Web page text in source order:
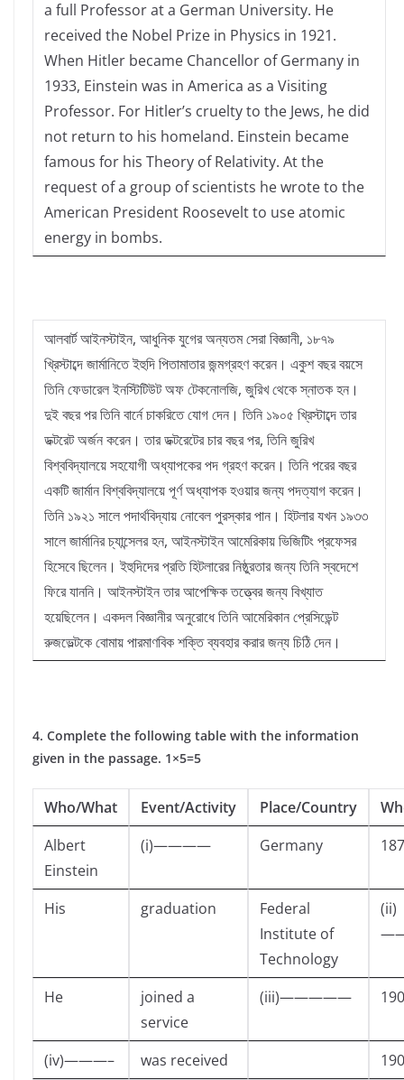
a full Professor at a German University. He
received the Nobel Prize in Physics in 1921.
When Hitler became Chancellor of Germany in
1933, Einstein was in America as a Visiting
Professor. For Hitler’s cruelty to the Jews, he did
not return to his homeland. Einstein became
famous for his Theory of Relativity. At the
request of a group of scientists he wrote to the
American President Roosevelt to use atomic
energy in bombs.
আলবার্ট আইনস্টাইন, আধুনিক যুগের অন্যতম সেরা বিজ্ঞানী, ১৮৭৯
খ্রিস্টাব্দে জার্মানিতে ইহুদি পিতামাতার জন্মগ্রহণ করেন। একুশ বছর বয়সে
তিনি ফেডারেল ইনস্টিটিউট অফ টেকনোলজি, জুরিখ থেকে স্নাতক হন।
দুই বছর পর তিনি বার্নে চাকরিতে যোগ দেন। তিনি ১৯০৫ খ্রিস্টাব্দে তার
ডক্টরেট অর্জন করেন। তার ডক্টরেটের চার বছর পর, তিনি জুরিখ
বিশ্ববিদ্যালয়ে সহযোগী অধ্যাপকের পদ গ্রহণ করেন। তিনি পরের বছর
একটি জার্মান বিশ্ববিদ্যালয়ে পূর্ণ অধ্যাপক হওয়ার জন্য পদত্যাগ করেন।
তিনি ১৯২১ সালে পদার্থবিদ্যায় নোবেল পুরস্কার পান। হিটলার যখন ১৯৩৩
সালে জার্মানির চ্যান্সেলর হন, আইনস্টাইন আমেরিকায় ভিজিটিং প্রফেসর
হিসেবে ছিলেন। ইহুদিদের প্রতি হিটলারের নিষ্ঠুরতার জন্য তিনি স্বদেশে
ফিরে যাননি। আইনস্টাইন তার আপেক্ষিক তত্ত্বের জন্য বিখ্যাত
হয়েছিলেন। একদল বিজ্ঞানীর অনুরোধে তিনি আমেরিকান প্রেসিডেন্ট
রুজভেল্টকে বোমায় পারমাণবিক শক্তি ব্যবহার করার জন্য চিঠি দেন।
4. Complete the following table with the information
given in the passage. 1×5=5
Who/What Event/Activity Place/Country
Albert
Einstein
(i)———— Germany
His graduation
Federal
Institute of
Technology
(ii)
He
joined a
service
(iii)—————
(iv)———– was received